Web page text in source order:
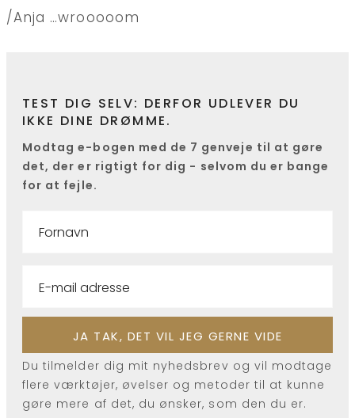
/Anja …wrooooom
TEST DIG SELV: DERFOR UDLEVER DU
IKKE DINE DRØMME.
Modtag e-bogen med de 7 genveje til at gøre
det, der er rigtigt for dig - selvom du er bange
for at fejle.
Du tilmelder dig mit nyhedsbrev og vil modtage
flere værktøjer, øvelser og metoder til at kunne
gøre mere af det, du ønsker, som den du er.